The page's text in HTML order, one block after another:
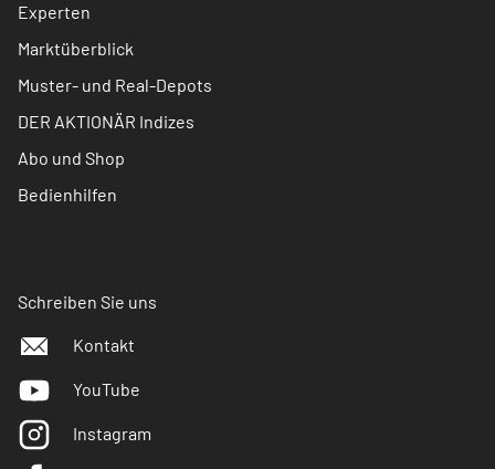
Experten
Marktüberblick
Muster- und Real-Depots
DER AKTIONÄR Indizes
Abo und Shop
Bedienhilfen
Schreiben Sie uns
Kontakt
YouTube
Instagram